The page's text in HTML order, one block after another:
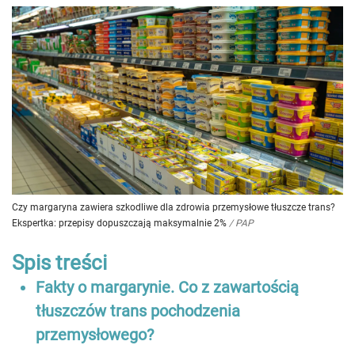
Czy margaryna zawiera szkodliwe dla zdrowia przemysłowe tłuszcze trans?
Ekspertka: przepisy dopuszczają maksymalnie 2% / PAP
Spis treści
Fakty o margarynie. Co z zawartością
tłuszczów trans pochodzenia
przemysłowego?